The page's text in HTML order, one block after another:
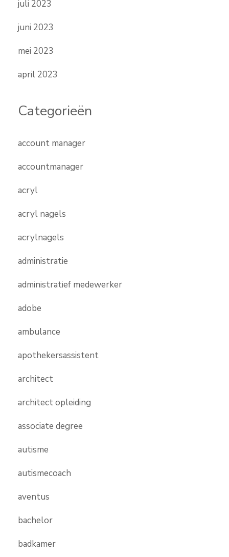
juli 2023
juni 2023
mei 2023
april 2023
Categorieën
account manager
accountmanager
acryl
acryl nagels
acrylnagels
administratie
administratief medewerker
adobe
ambulance
apothekersassistent
architect
architect opleiding
associate degree
autisme
autismecoach
aventus
bachelor
badkamer